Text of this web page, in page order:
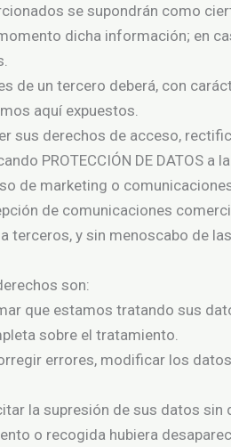
se supondrán como
dicha información; en
de un tercero deberá, con
aquí expuestos.
sus derechos de acceso,
PROTECCIÓN DE DATOS a
de marketing o
de comunicaciones
terceros, y sin menoscabo de
son:
que estamos tratando sus
sobre el tratamiento.
errores, modificar los
la supresión de sus datos
o recogida hubiera